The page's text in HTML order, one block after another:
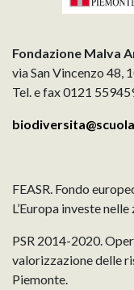
Fondazione Malva
via San Vincenzo 48,
Tel. e fax 0121
FEASR. Fondo
L’Europa investe nelle
PSR 2014-2020.
valorizzazione delle
Piemonte.